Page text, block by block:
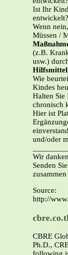
Ist Ihr
entwickelt?
Wenn
Müssen /
(z.B.
usw.)
Wie
Kindes
Halten Sie
chronisch
Hier ist
und/oder
Wir
Senden
Source:
http://
CBRE
Ph.D.,